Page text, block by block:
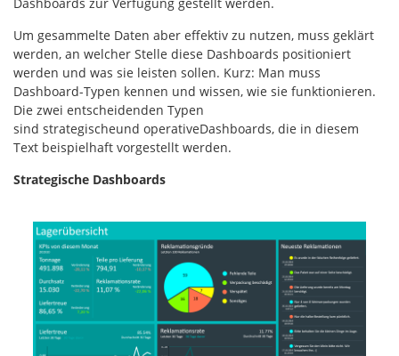
Um gesammelte Daten aber effektiv zu nutzen, muss geklärt
werden, an welcher Stelle diese Dashboards positioniert
werden und was sie leisten sollen. Kurz: Man muss
Dashboard-Typen kennen und wissen, wie sie funktionieren.
Die zwei entscheidenden Typen
sind strategischeund operativeDashboards, die in diesem
Text beispielhaft vorgestellt werden.
Strategische Dashboards